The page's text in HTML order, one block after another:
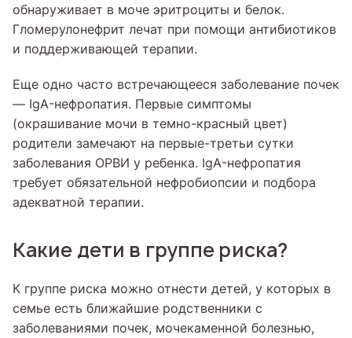
обнаруживает в моче эритроциты и белок.
Гломерулонефрит лечат при помощи антибиотиков
и поддерживающей терапии.
Еще одно часто встречающееся заболевание почек
— IgA-нефропатия. Первые симптомы
(окрашивание мочи в темно-красный цвет)
родители замечают на первые-третьи сутки
заболевания ОРВИ у ребенка. IgA-нефропатия
требует обязательной нефробиопсии и подбора
адекватной терапии.
Какие дети в группе риска?
К группе риска можно отнести детей, у которых в
семье есть ближайшие родственники с
заболеваниями почек, мочекаменной болезнью,